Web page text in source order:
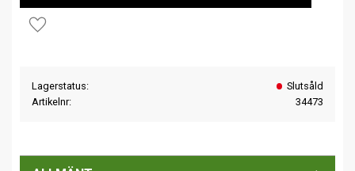
Lägg till i favoriter
Lagerstatus
Slutsåld
Artikelnr
34473